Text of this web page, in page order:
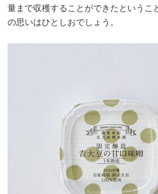
量まで収穫することができたというこ
の思いはひとしおでしょう。